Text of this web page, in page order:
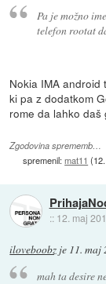
Pa je možno
telefon rootat
Nokia IMA android
ki pa z dodatkom
rome da lahko daš
Zgodovina sprememb…
spremenil:mat11 (
:: 12. maj
iloveboobz je 11. maj
mah ta desire